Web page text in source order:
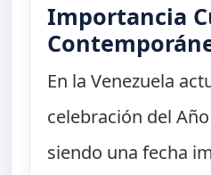
Importancia
En la Venezuela
celebración del
siendo una fecha